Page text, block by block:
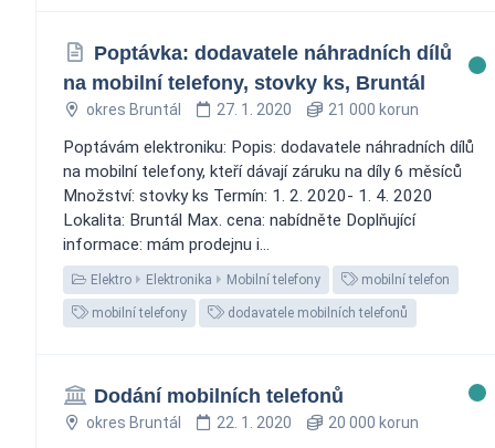
Poptávka: dodavatele náhradních dílů
na mobilní telefony, stovky ks, Bruntál
okres Bruntál 27. 1. 2020 21 000 korun
Poptávám elektroniku: Popis: dodavatele náhradních dílů
na mobilní telefony, kteří dávají záruku na díly 6 měsíců
Množství: stovky ks Termín: 1. 2. 2020- 1. 4. 2020
Lokalita: Bruntál Max. cena: nabídněte Doplňující
informace: mám prodejnu i...
Elektro Elektronika Mobilní telefony mobilní telefon
mobilní telefony dodavatele mobilních telefonů
Dodání mobilních telefonů
okres Bruntál 22. 1. 2020 20 000 korun